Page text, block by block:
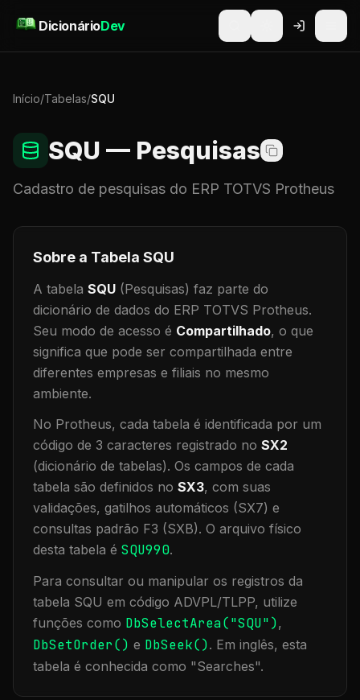
DicionárioDev
Início/Tabelas/SQU
SQU — Pesquisas
Cadastro de pesquisas do ERP TOTVS Protheus
Sobre a Tabela SQU
A tabela SQU (Pesquisas) faz parte do
dicionário de dados do ERP TOTVS Protheus.
Seu modo de acesso é Compartilhado, o que
significa que pode ser compartilhada entre
diferentes empresas e filiais no mesmo
ambiente.
No Protheus, cada tabela é identificada por um
código de 3 caracteres registrado no SX2
(dicionário de tabelas). Os campos de cada
tabela são definidos no SX3, com suas
validações, gatilhos automáticos (SX7) e
consultas padrão F3 (SXB). O arquivo físico
desta tabela é SQU990.
Para consultar ou manipular os registros da
tabela SQU em código ADVPL/TLPP, utilize
funções como DbSelectArea("SQU"),
DbSetOrder() e DbSeek(). Em inglês, esta
tabela é conhecida como "Searches".